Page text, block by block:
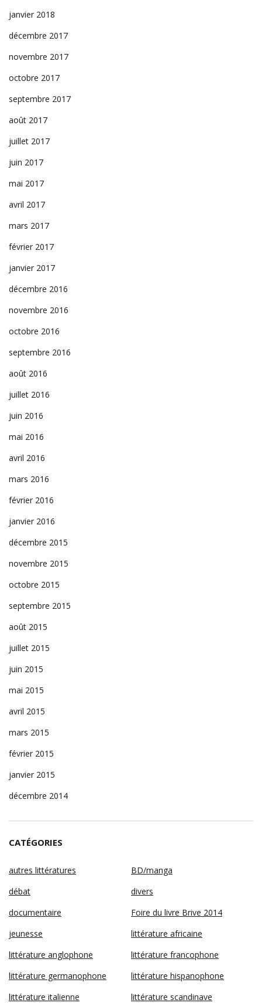
janvier 2018
décembre 2017
novembre 2017
octobre 2017
septembre 2017
août 2017
juillet 2017
juin 2017
mai 2017
avril 2017
mars 2017
février 2017
janvier 2017
décembre 2016
novembre 2016
octobre 2016
septembre 2016
août 2016
juillet 2016
juin 2016
mai 2016
avril 2016
mars 2016
février 2016
janvier 2016
décembre 2015
novembre 2015
octobre 2015
septembre 2015
août 2015
juillet 2015
juin 2015
mai 2015
avril 2015
mars 2015
février 2015
janvier 2015
décembre 2014
CATÉGORIES
autres littératures
BD/manga
débat
divers
documentaire
Foire du livre Brive 2014
jeunesse
littérature africaine
littérature anglophone
littérature francophone
littérature germanophone
littérature hispanophone
littérature italienne
littérature scandinave